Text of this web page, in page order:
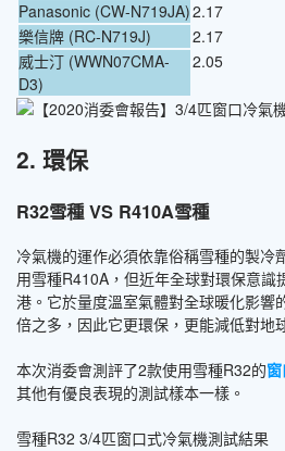
Panasonic (CW-N719JA)2.17
樂信牌 (RC-N719J)
2.17
威士汀 (WWN07CMA-
D3)
2.05
2. 環保
R32雪種 VS R410A雪種
冷氣機的運作必須依靠俗稱雪種的製冷
用雪種R410A，但近年全球對環保意識
港。它於量度溫室氣體對全球暖化影響
倍之多，因此它更環保，更能減低對地
本次消委會測評了2款使用雪種R32的
其他有優良表現的測試樣本一樣。
雪種R32 3/4匹窗口式冷氣機測試結果